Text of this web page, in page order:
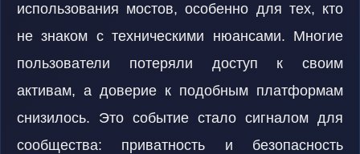
использования мостов, особенно для тех, кто
не знаком с техническими нюансами. Многие
пользователи потеряли доступ к своим
активам, а доверие к подобным платформам
снизилось. Это событие стало сигналом для
сообщества: приватность и безопасность